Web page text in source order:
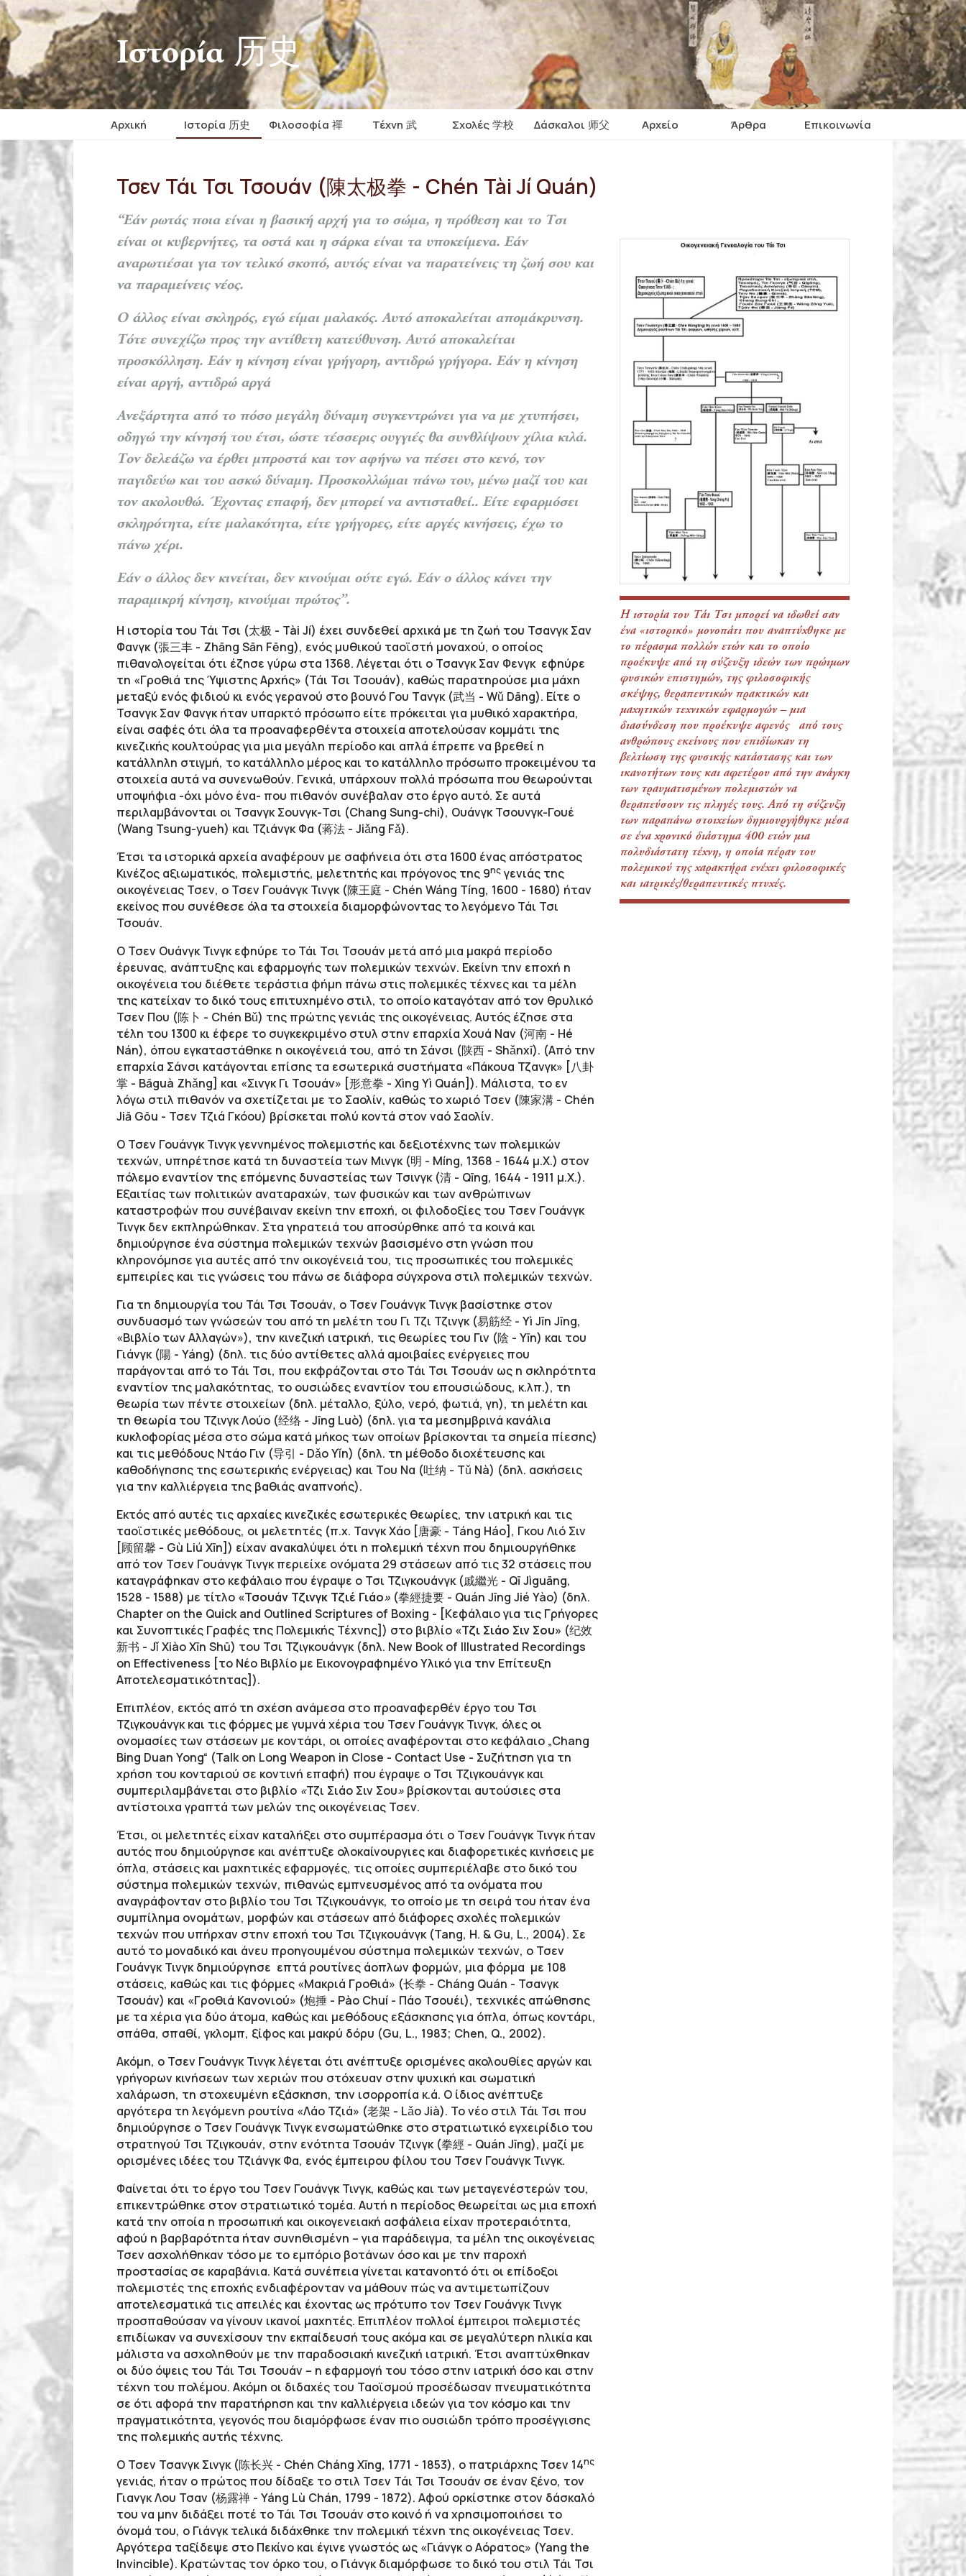
Iστορία 历史
Αρχική Iστορία 历史 Φιλοσοφία 禪 Τέχνη 武 Σχολές 学校 Δάσκαλοι 师父 Αρχείο Άρθρα Επικοινωνία
Τσεν Τάι Τσι Τσουάν (陳太极拳 - Chén Tài Jí Quán)
“Εάν ρωτάς ποια είναι η βασική αρχή για το σώμα, η πρόθεση και το Τσι
είναι οι κυβερνήτες, τα οστά και η σάρκα είναι τα υποκείμενα. Εάν
αναρωτιέσαι για τον τελικό σκοπό, αυτός είναι να παρατείνεις τη ζωή σου και
να παραμείνεις νέος.
Ο άλλος είναι σκληρός, εγώ είμαι μαλακός. Αυτό αποκαλείται απομάκρυνση.
Τότε συνεχίζω προς την αντίθετη κατεύθυνση. Αυτό αποκαλείται
προσκόλληση. Εάν η κίνηση είναι γρήγορη, αντιδρώ γρήγορα. Εάν η κίνηση
είναι αργή, αντιδρώ αργά
Ανεξάρτητα από το πόσο μεγάλη δύναμη συγκεντρώνει για να με χτυπήσει,
οδηγώ την κίνησή του έτσι, ώστε τέσσεριςουγγιές θα συνθλίψουν χίλια κιλά.
Τον δελεάζω να έρθει μπροστά και τον αφήνω να πέσει στο κενό, τον
παγιδεύω και του ασκώ δύναμη. Προσκολλώμαι πάνω του, μένω μαζί του και
τον ακολουθώ. Έχοντας επαφή, δεν μπορεί να αντισταθεί.. Είτε εφαρμόσει
σκληρότητα, είτε μαλακότητα, είτε γρήγορες, είτε αργές κινήσεις, έχω το
πάνω χέρι.
Εάν ο άλλος δεν κινείται, δεν κινούμαι ούτε εγώ. Εάν ο άλλος κάνει την
παραμικρή κίνηση, κινούμαι πρώτος”.
Η ιστορία του Τάι Τσι (太极 - Tài Jí) έχει συνδεθεί αρχικά με τη ζωή του Τσανγκ Σαν
Φανγκ (張三丰 - Zhāng Sān Fēng), ενός μυθικού ταοϊστή μοναχού, ο οποίος
πιθανολογείται ότι έζησε γύρω στα 1368. Λέγεται ότι ο Τσανγκ Σαν Φενγκ εφηύρε
τη «Γροθιά της Ύψιστης Αρχής» (Τάι Τσι Τσουάν), καθώς παρατηρούσε μια μάχη
μεταξύ ενός φιδιού κι ενός γερανού στο βουνό Γου Tανγκ (武当 - Wǔ Dāng). Είτε ο
Τσανγκ Σαν Φανγκ ήταν υπαρκτό πρόσωπο είτε πρόκειται για μυθικό χαρακτήρα,
είναι σαφές ότι όλα τα προαναφερθέντα στοιχεία αποτελούσαν κομμάτι της
κινεζικής κουλτούρας για μια μεγάλη περίοδο και απλά έπρεπε να βρεθεί η
κατάλληλη στιγμή, το κατάλληλο μέρος και το κατάλληλο πρόσωπο προκειμένου τα
στοιχεία αυτά να συνενωθούν. Γενικά, υπάρχουν πολλά πρόσωπα που θεωρούνται
υποψήφια -όχι μόνο ένα- που πιθανόν συνέβαλαν στο έργο αυτό. Σε αυτά
περιλαμβάνονται οι Τσανγκ Σουνγκ-Τσι (Chang Sung-chi), Ουάνγκ Τσουνγκ-Γουέ
(Wang Tsung-yueh) και Τζιάνγκ Φα (蒋法 - Jiǎng Fǎ).
Έτσι τα ιστορικά αρχεία αναφέρουν με σαφήνεια ότι στα 1600 ένας απόστρατος
Κινέζος αξιωματικός, πολεμιστής, μελετητής και πρόγονος της 9ης γενιάς της
οικογένειας Τσεν, ο Τσεν Γουάνγκ Τινγκ (陳王庭 - Chén Wáng Τíng, 1600 - 1680) ήταν
εκείνος που συνέθεσε όλα τα στοιχεία διαμορφώνοντας το λεγόμενο Τάι Τσι
Τσουάν.
Ο Τσεν Ουάνγκ Τινγκ εφηύρε το Τάι Τσι Τσουάν μετά από μια μακρά περίοδο
έρευνας, ανάπτυξης και εφαρμογής των πολεμικών τεχνών. Εκείνη την εποχή η
οικογένεια του διέθετε τεράστια φήμη πάνω στις πολεμικές τέχνες και τα μέλη
της κατείχαν το δικό τους επιτυχημένο στιλ, το οποίο καταγόταν από τον θρυλικό
Τσεν Που (陈卜 - Chén Bǔ) της πρώτης γενιάς της οικογένειας. Αυτός έζησε στα
τέλη του 1300 κι έφερε το συγκεκριμένο στυλ στην επαρχία Χουά Ναν (河南 - Hé
Νán), όπου εγκαταστάθηκε η οικογένειά του, από τη Σάνσι (陕西 - Shǎnxī). (Από την
επαρχία Σάνσι κατάγονται επίσης τα εσωτερικά συστήματα «Πάκουα Τζανγκ» [八卦
掌 - Bāguà Ζhǎng] και «Σινγκ Γι Τσουάν» [形意拳 - Xìng Yì Quán]). Μάλιστα, το εν
λόγω στιλ πιθανόν να σχετίζεται με το Σαολίν, καθώς το χωριό Τσεν (陳家溝 - Chén
Jiā Gōu - Τσεν Τζιά Γκόου) βρίσκεται πολύ κοντά στον ναό Σαολίν.
Ο Τσεν Γουάνγκ Τινγκ γεννημένος πολεμιστής και δεξιοτέχνης των πολεμικών
τεχνών, υπηρέτησε κατά τη δυναστεία των Μινγκ (明 - Míng, 1368 - 1644 μ.Χ.) στον
πόλεμο εναντίον της επόμενης δυναστείας των Τσινγκ (清 - Qīng, 1644 - 1911 μ.Χ.).
Εξαιτίας των πολιτικών αναταραχών, των φυσικών και των ανθρώπινων
καταστροφών που συνέβαιναν εκείνη την εποχή, οι φιλοδοξίες του Τσεν Γουάνγκ
Τινγκ δεν εκπληρώθηκαν. Στα γηρατειά του αποσύρθηκε από τα κοινά και
δημιούργησε ένα σύστημα πολεμικών τεχνών βασισμένο στη γνώση που
κληρονόμησε για αυτές από την οικογένειά του, τις προσωπικές του πολεμικές
εμπειρίες και τις γνώσεις του πάνω σε διάφορα σύγχρονα στιλ πολεμικών τεχνών.
Για τη δημιουργία του Τάι Τσι Τσουάν, ο Τσεν Γουάνγκ Τινγκ βασίστηκε στον
συνδυασμό των γνώσεών του από τη μελέτη του Γι Τζι Τζινγκ (易筋经 - Yì Jīn Jīng,
«Βιβλίο των Αλλαγών»), την κινεζική ιατρική, τις θεωρίες του Γιν (陰 - Yīn) και του
Γιάνγκ (陽 - Yáng) (δηλ. τις δύο αντίθετες αλλά αμοιβαίες ενέργειες που
παράγονται από το Τάι Τσι, που εκφράζονται στο Τάι Τσι Τσουάν ως η σκληρότητα
εναντίον της μαλακότητας, το ουσιώδες εναντίον του επουσιώδους, κ.λπ.), τη
θεωρία των πέντε στοιχείων (δηλ. μέταλλο, ξύλο, νερό, φωτιά, γη), τη μελέτη και
τη θεωρία του Τζινγκ Λούο (经络 - Jīng Luò) (δηλ. για τα μεσημβρινά κανάλια
κυκλοφορίας μέσα στο σώμα κατά μήκος των οποίων βρίσκονται τα σημεία πίεσης)
και τις μεθόδους Ντάο Γιν (导引 - Dǎo Yǐn) (δηλ. τη μέθοδο διοχέτευσης και
καθοδήγησης της εσωτερικής ενέργειας) και Του Να (吐纳 - Tǔ Nà) (δηλ. ασκήσεις
για την καλλιέργεια της βαθιάς αναπνοής).
Εκτός από αυτές τις αρχαίες κινεζικές εσωτερικές θεωρίες, την ιατρική και τις
ταοϊστικές μεθόδους, οι μελετητές (π.χ. Τανγκ Χάο [唐豪 - Táng Ηáo], Γκου Λιό Σιν
[顾留馨 - Gù Liú Xīn]) είχαν ανακαλύψει ότι η πολεμική τέχνη που δημιουργήθηκε
από τον Τσεν Γουάνγκ Τινγκ περιείχε ονόματα 29 στάσεων από τις 32 στάσεις που
καταγράφηκαν στο κεφάλαιο που έγραψε ο Τσι Τζιγκουάνγκ (戚繼光 - Qī Jìguāng,
1528 - 1588) με τίτλο «Τσουάν Τζινγκ Τζιέ Γιάο» (拳經捷要 - Quán Jīng Jié Yào) (δηλ.
Chapter on the Quick and Outlined Scriptures of Boxing - [Κεφάλαιο για τις Γρήγορες
και Συνοπτικές Γραφές της Πολεμικής Τέχνης]) στο βιβλίο «Τζι Σιάο Σιν Σου» (纪效
新书 - Jǐ Χiào Xīn Shū) του Τσι Τζιγκουάνγκ (δηλ. New Book of Illustrated Recordings
on Effectiveness [το Νέο Βιβλίο με Εικονογραφημένο Υλικό για την Επίτευξη
Αποτελεσματικότητας]).
Επιπλέον, εκτός από τη σχέση ανάμεσα στο προαναφερθέν έργο του Τσι
Τζιγκουάνγκ και τις φόρμες με γυμνά χέρια του Τσεν Γουάνγκ Τινγκ, όλες οι
ονομασίες των στάσεων με κοντάρι, οι οποίες αναφέρονται στο κεφάλαιο „Chang
Bing Duan Yong“ (Talk on Long Weapon in Close - Contact Use - Συζήτηση για τη
χρήση του κονταριού σε κοντινή επαφή) που έγραψε ο Τσι Τζιγκουάνγκ και
συμπεριλαμβάνεται στο βιβλίο «Τζι Σιάο Σιν Σου» βρίσκονται αυτούσιες στα
αντίστοιχα γραπτά των μελών της οικογένειας Τσεν.
Έτσι, οι μελετητές είχαν καταλήξει στο συμπέρασμα ότι ο Τσεν Γουάνγκ Τινγκ ήταν
αυτός που δημιούργησε και ανέπτυξε ολοκαίνουργιες και διαφορετικές κινήσεις με
όπλα, στάσεις και μαχητικές εφαρμογές, τις οποίες συμπεριέλαβε στο δικό του
σύστημα πολεμικών τεχνών, πιθανώς εμπνευσμένος από τα ονόματα που
αναγράφονταν στο βιβλίο του Τσι Τζιγκουάνγκ, το οποίο με τη σειρά του ήταν ένα
συμπίλημα ονομάτων, μορφών και στάσεων από διάφορες σχολές πολεμικών
τεχνών που υπήρχαν στην εποχή του Τσι Τζιγκουάνγκ (Tang, H. & Gu, L., 2004). Σε
αυτό το μοναδικό και άνευ προηγουμένου σύστημα πολεμικών τεχνών, ο Τσεν
Γουάνγκ Τινγκ δημιούργησε επτά ρουτίνες άοπλων φορμών, μια φόρμα με 108
στάσεις, καθώς και τις φόρμες «Μακριά Γροθιά» (长拳 - Cháng Quán - Τσανγκ
Τσουάν) και «Γροθιά Κανονιού» (炮捶 - Pào Chuí - Πάο Τσουέι), τεχνικές απώθησης
με τα χέρια για δύο άτομα, καθώς και μεθόδους εξάσκησης για όπλα, όπως κοντάρι,
σπάθα, σπαθί, γκλομπ, ξίφος και μακρύ δόρυ (Gu, L., 1983; Chen, Q., 2002).
Ακόμη, ο Τσεν Γουάνγκ Τινγκ λέγεται ότι ανέπτυξε ορισμένες ακολουθίες αργών και
γρήγορων κινήσεων των χεριών που στόχευαν στην ψυχική και σωματική
χαλάρωση, τη στοχευμένη εξάσκηση, την ισορροπία κ.ά. Ο ίδιος ανέπτυξε
αργότερα τη λεγόμενη ρουτίνα «Λάο Τζιά» (老架 - Lǎo Jià). Το νέο στιλ Τάι Τσι που
δημιούργησε ο Τσεν Γουάνγκ Τινγκ ενσωματώθηκε στο στρατιωτικό εγχειρίδιο του
στρατηγού Τσι Τζιγκουάν, στην ενότητα Τσουάν Τζινγκ (拳經 - Quán Jīng), μαζί με
ορισμένες ιδέες του Τζιάνγκ Φα, ενός έμπειρου φίλου του Τσεν Γουάνγκ Τινγκ.
Φαίνεται ότι το έργο του Τσεν Γουάνγκ Τινγκ, καθώς και των μεταγενέστερών του,
επικεντρώθηκε στον στρατιωτικό τομέα. Αυτή η περίοδος θεωρείται ως μια εποχή
κατά την οποία η προσωπική και οικογενειακή ασφάλεια είχαν προτεραιότητα,
αφού η βαρβαρότητα ήταν συνηθισμένη – για παράδειγμα, τα μέλη της οικογένειας
Τσεν ασχολήθηκαν τόσο με το εμπόριο βοτάνων όσο και με την παροχή
προστασίας σε καραβάνια. Κατά συνέπεια γίνεται κατανοητό ότι οι επίδοξοι
πολεμιστές της εποχής ενδιαφέρονταν να μάθουν πώς να αντιμετωπίζουν
αποτελεσματικά τις απειλές και έχοντας ως πρότυπο τον Τσεν Γουάνγκ Τινγκ
προσπαθούσαν να γίνουν ικανοί μαχητές. Επιπλέον πολλοί έμπειροι πολεμιστές
επιδίωκαν να συνεχίσουν την εκπαίδευσή τους ακόμα και σε μεγαλύτερη ηλικία και
μάλιστα να ασχοληθούν με την παραδοσιακή κινεζική ιατρική. Έτσι αναπτύχθηκαν
οι δύο όψεις του Τάι Τσι Τσουάν – η εφαρμογή του τόσο στην ιατρική όσο και στην
τέχνη του πολέμου. Ακόμη οι διδαχές του Ταοϊσμού προσέδωσαν πνευματικότητα
σε ότι αφορά την παρατήρηση και την καλλιέργεια ιδεών για τον κόσμο και την
πραγματικότητα, γεγονός που διαμόρφωσε έναν πιο ουσιώδη τρόπο προσέγγισης
της πολεμικής αυτής τέχνης.
Ο Τσεν Τσανγκ Σινγκ (陈长兴 - Chén Cháng Xīng, 1771 - 1853), ο πατριάρχης Τσεν 14ης
γενιάς, ήταν ο πρώτος που δίδαξε το στιλ Τσεν Τάι Τσι Τσουάν σε έναν ξένο, τον
Γιανγκ Λου Τσαν (杨露禅 - Yáng Lù Chán, 1799 - 1872). Αφού ορκίστηκε στον δάσκαλό
του να μην διδάξει ποτέ το Τάι Τσι Τσουάν στο κοινό ή να χρησιμοποιήσει το
όνομά του, ο Γιάνγκ τελικά διδάχθηκε την πολεμική τέχνη της οικογένειας Τσεν.
Αργότερα ταξίδεψε στο Πεκίνο και έγινε γνωστός ως «Γιάνγκ ο Αόρατος» (Yang the
Invincible). Κρατώντας τον όρκο του, ο Γιάνγκ διαμόρφωσε το δικό του στιλ Τάι Τσι
Η ιστορία του Τάι Τσι μπορεί να ιδωθεί σαν
ένα «ιστορικό» μονοπάτι που αναπτύχθηκε με
το πέρασμα πολλών ετών και το οποίο
προέκυψε από τη σύζευξη ιδεών των πρώιμων
φυσικών επιστημών, της φιλοσοφικής
σκέψης, θεραπευτικών πρακτικών και
μαχητικών τεχνικών εφαρμογών – μια
διασύνδεση που προέκυψε αφενός από τους
ανθρώπους εκείνους που επιδίωκαν τη
βελτίωση της φυσικής κατάστασης και των
ικανοτήτων τους και αφετέρου από την ανάγκη
των τραυματισμένων πολεμιστών να
θεραπεύσουν τις πληγές τους. Από τη σύζευξη
των παραπάνω στοιχείων δημιουργήθηκε μέσα
σε ένα χρονικό διάστημα 400 ετών μια
πολυδιάστατη τέχνη, η οποία πέραν του
πολεμικού της χαρακτήρα ενέχει φιλοσοφικές
και ιατρικές/θεραπευτικές πτυχές.